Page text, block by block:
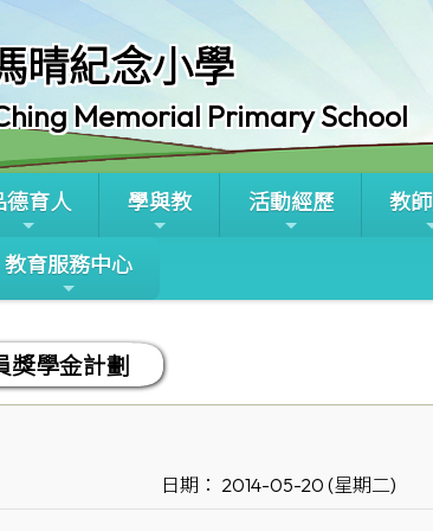
晴紀念小學
Memorial Primary School
德育人 學與教 活動經歷 教
教育服務中心
獎學金計劃
日期： 2014-05-20 (星期二)